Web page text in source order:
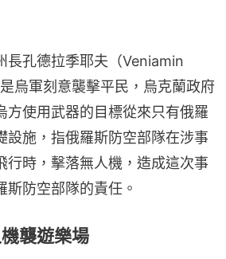
長孔德拉季耶夫（Veniamin
烏軍刻意襲擊平民，烏克蘭政府
方使用武器的目標從來只有俄羅
設施，指俄羅斯防空部隊在涉事
行時，擊落無人機，造成這次事
防空部隊的責任。
襲遊樂場